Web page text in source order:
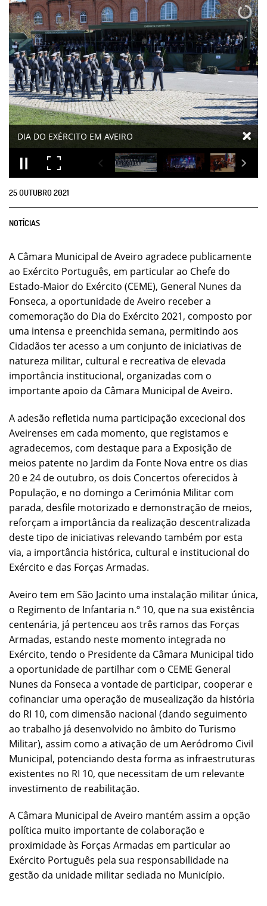
25OUTUBRO2021
NOTÍCIAS
A Câmara Municipal de Aveiro agradece publicamente
ao Exército Português, em particular ao Chefe do
Estado-Maior do Exército (CEME), General Nunes da
Fonseca, a oportunidade de Aveiro receber a
comemoração do Dia do Exército 2021, composto por
uma intensa e preenchida semana, permitindo aos
Cidadãos ter acesso a um conjunto de iniciativas de
natureza militar, cultural e recreativa de elevada
importância institucional, organizadas com o
importante apoio da Câmara Municipal de Aveiro.
A adesão refletida numa participação excecional dos
Aveirenses em cada momento, que registamos e
agradecemos, com destaque para a Exposição de
meios patente no Jardim da Fonte Nova entre os dias
20 e 24 de outubro, os dois Concertos oferecidos à
População, e no domingo a Cerimónia Militar com
parada, desfile motorizado e demonstração de meios,
reforçam a importância da realização descentralizada
deste tipo de iniciativas relevando também por esta
via, a importância histórica, cultural e institucional do
Exército e das Forças Armadas.
Aveiro tem em São Jacinto uma instalação militar única,
o Regimento de Infantaria n.º 10, que na sua existência
centenária, já pertenceu aos três ramos das Forças
Armadas, estando neste momento integrada no
Exército, tendo o Presidente da Câmara Municipal tido
a oportunidade de partilhar com o CEME General
Nunes da Fonseca a vontade de participar, cooperar e
cofinanciar uma operação de musealização da história
do RI 10, com dimensão nacional (dando seguimento
ao trabalho já desenvolvido no âmbito do Turismo
Militar), assim como a ativação de um Aeródromo Civil
Municipal, potenciando desta forma as infraestruturas
existentes no RI 10, que necessitam de um relevante
investimento de reabilitação.
A Câmara Municipal de Aveiro mantém assim a opção
política muito importante de colaboração e
proximidade às Forças Armadas em particular ao
Exército Português pela sua responsabilidade na
gestão da unidade militar sediada no Município.